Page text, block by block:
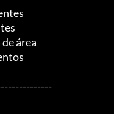
área